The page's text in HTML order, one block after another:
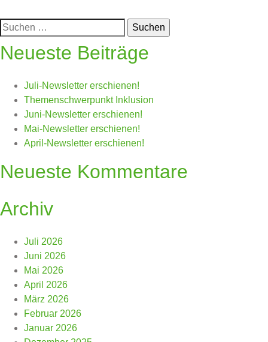
Suchen
nach:
Neueste Beiträge
Juli-Newsletter erschienen!
Themenschwerpunkt Inklusion
Juni-Newsletter erschienen!
Mai-Newsletter erschienen!
April-Newsletter erschienen!
Neueste Kommentare
Archiv
Juli 2026
Juni 2026
Mai 2026
April 2026
März 2026
Februar 2026
Januar 2026